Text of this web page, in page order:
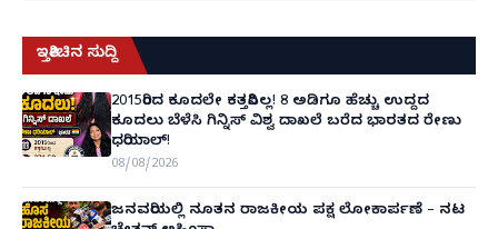
ಇತ್ತೀಚಿನ ಸುದ್ದಿ
2015ರಿಂದ ಕೂದಲೇ ಕತ್ತರಿಸಿಲ್ಲ! 8 ಅಡಿಗೂ ಹೆಚ್ಚು ಉದ್ದದ
ಕೂದಲು ಬೆಳೆಸಿ ಗಿನ್ನಿಸ್ ವಿಶ್ವ ದಾಖಲೆ ಬರೆದ ಭಾರತದ ರೇಣು
ಧರಿಯಾಲ್!
08/08/2026
ಜನವರಿಯಲ್ಲಿ ನೂತನ ರಾಜಕೀಯ ಪಕ್ಷ ಲೋಕಾರ್ಪಣೆ – ನಟ